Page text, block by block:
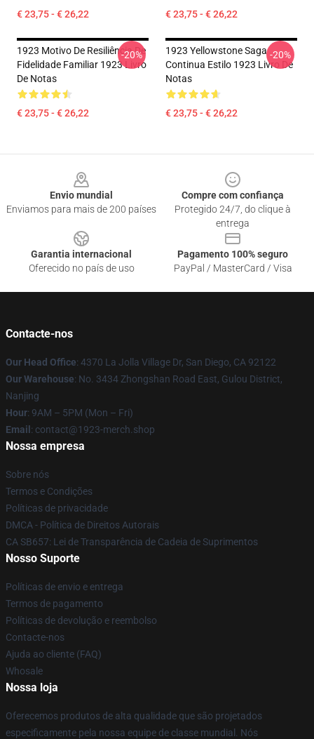
€ 23,75 - € 26,22 € 23,75 - € 26,22
1923 Motivo De Resiliência De
Fidelidade Familiar 1923 Livro
De Notas
€ 23,75 - € 26,22
-20%
1923 Yellowstone Saga
Continua Estilo 1923 Livro De
Notas
€ 23,75 - € 26,22
-20%
Envio mundial
Enviamos para mais de 200 países
Compre com confiança
Protegido 24/7, do clique à
entrega
Garantia internacional
Oferecido no país de uso
Pagamento 100% seguro
PayPal / MasterCard / Visa
Contacte-nos
Our Head Office: 4370 La Jolla Village Dr, San Diego, CA 92122
Our Warehouse: No. 3434 Zhongshan Road East, Gulou District,
Nanjing
Hour: 9AM – 5PM (Mon – Fri)
Email : contact@1923-merch.shop
Nossa empresa
Sobre nós
Termos e Condições
Políticas de privacidade
DMCA - Política de Direitos Autorais
CA SB657: Lei de Transparência de Cadeia de Suprimentos
Nosso Suporte
Políticas de envio e entrega
Termos de pagamento
Políticas de devolução e reembolso
Contacte-nos
Ajuda ao cliente (FAQ)
Whosale
Nossa loja
Oferecemos produtos de alta qualidade que são projetados
especificamente pela nossa equipe de classe mundial. Nós